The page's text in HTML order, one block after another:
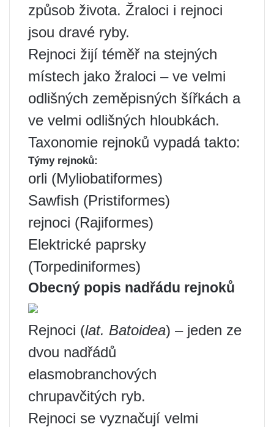
způsob života. Žraloci i rejnoci
jsou dravé ryby.
Rejnoci žijí téměř na stejných
místech jako žraloci – ve velmi
odlišných zeměpisných šířkách a
ve velmi odlišných hloubkách.
Taxonomie rejnoků vypadá takto:
Týmy rejnoků:
orli (Myliobatiformes)
Sawfish (Pristiformes)
rejnoci (Rajiformes)
Elektrické paprsky
(Torpediniformes)
Obecný popis nadřádu rejnoků
Rejnoci (lat. Batoidea) – jeden ze
dvou nadřádů
elasmobranchových
chrupavčitých ryb.
Rejnoci se vyznačují velmi